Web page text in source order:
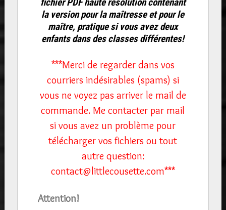
la version pour la maîtresse et pour le
maître, pratique si vous avez deux
enfants dans des classes différentes!
***Merci de regarder dans vos
courriers indésirables (spams) si
vous ne voyez pas arriver le mail de
commande. Me contacter par mail
si vous avez un problème pour
télécharger vos fichiers ou tout
autre question:
contact@littlecousette.com***
Attention!